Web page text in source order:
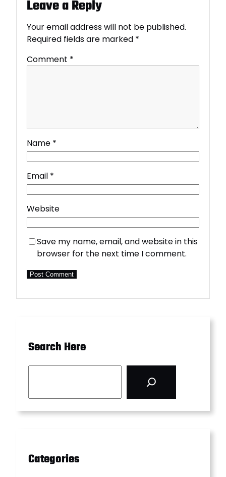
Leave a Reply
Your email address will not be published.
Required fields are marked *
Comment *
Name *
Email *
Website
Save my name, email, and website in this
browser for the next time I comment.
Search Here
Categories